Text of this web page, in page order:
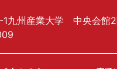
1九州産業大学 中央会館